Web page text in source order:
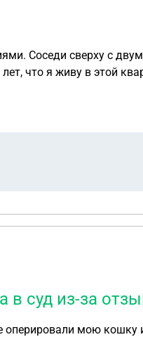
что я живу в этой
все договорённости действуют максимум неделю
проблема с перекрытиями, в
и скрипят. Есть ли выход из этой ситуации?
в суд из-за
оперировали мою